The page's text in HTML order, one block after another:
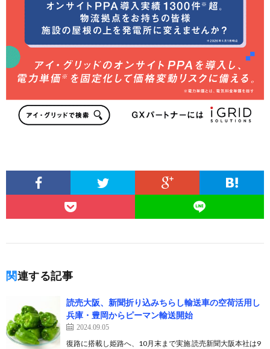
関連する記事
読売大阪、新聞折り込みちらし輸送車の空荷活用し
兵庫・豊岡からピーマン輸送開始
2024.09.05
復路に搭載し姫路へ、10月末まで実施 読売新聞大阪本社は9